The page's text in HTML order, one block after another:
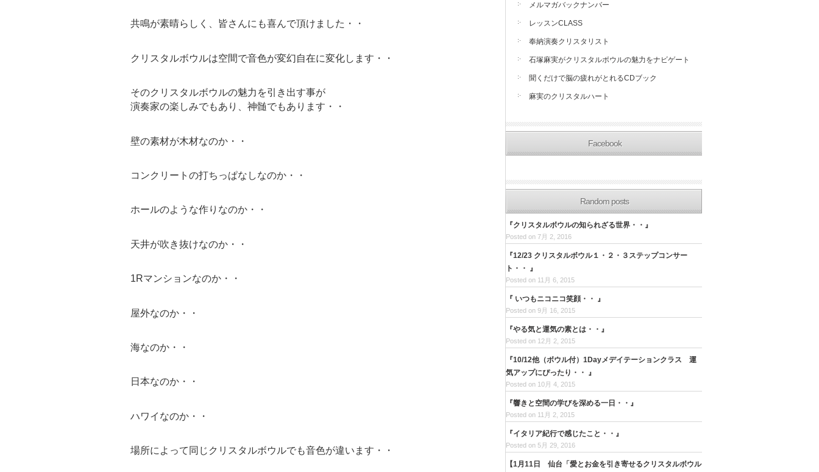
共鳴が素晴らしく、皆さんにも喜んで頂けました・・
クリスタルボウルは空間で音色が変幻自在に変化します・・
そのクリスタルボウルの魅力を引き出す事が
演奏家の楽しみでもあり、神髄でもあります・・
壁の素材が木材なのか・・
コンクリートの打ちっぱなしなのか・・
ホールのような作りなのか・・
天井が吹き抜けなのか・・
1Rマンションなのか・・
屋外なのか・・
海なのか・・
日本なのか・・
ハワイなのか・・
場所によって同じクリスタルボウルでも音色が違います・・
メルマガバックナンバー
レッスンCLASS
奉納演奏クリスタリスト
石塚麻実がクリスタルボウルの魅力をナビゲート
聞くだけで脳の疲れがとれるCDブック
麻実のクリスタルハート
Facebook
Random posts
『クリスタルボウルの知られざる世界・・』
Posted on 7月 2, 2016
『12/23 クリスタルボウル１・２・３ステップコンサー
ト・・ 』
Posted on 11月 6, 2015
『 いつもニコニコ笑顔・・ 』
Posted on 9月 16, 2015
『やる気と運気の素とは・・』
Posted on 12月 2, 2015
『10/12他（ボウル付）1Dayメデイテーションクラス 運
気アップにぴったり・・ 』
Posted on 10月 4, 2015
『響きと空間の学びを深める一日・・』
Posted on 11月 2, 2015
『イタリア紀行で感じたこと・・』
Posted on 5月 29, 2016
【1月11日 仙台「愛とお金を引き寄せるクリスタルボウル